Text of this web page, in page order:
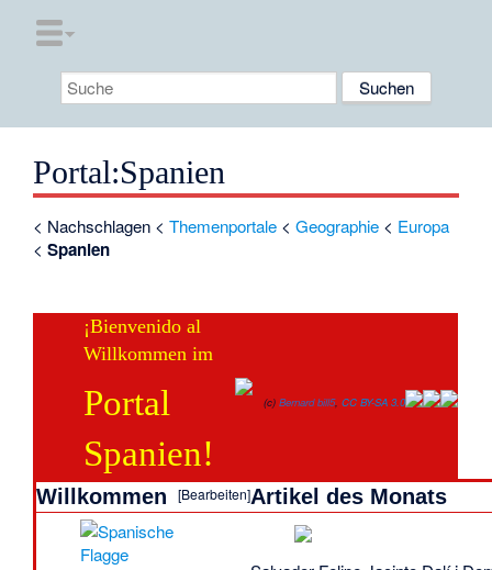
Portal:Spanien
< Nachschlagen <Themenportale <Geographie < Europa
<Spanien
¡Bienvenido al
Willkommen im
Portal
Spanien!
(c)Bernard bill5,CC BY-SA 3.0
Willkommen [Bearbeiten]Artikel des Monats